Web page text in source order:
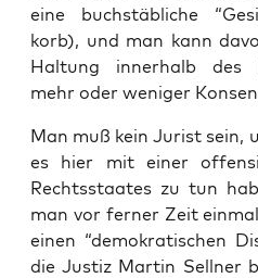
eine buch­stäb­li­che
korb), und man kann
Hal­tung inner­halb des
mehr oder weni­ger
Man muß kein Jurist sein,
es hier mit einer
Rechts­staa­tes zu tun
man vor fer­ner Zeit
einen “demo­kra­ti­schen
die Jus­tiz Mar­tin Sell­ner